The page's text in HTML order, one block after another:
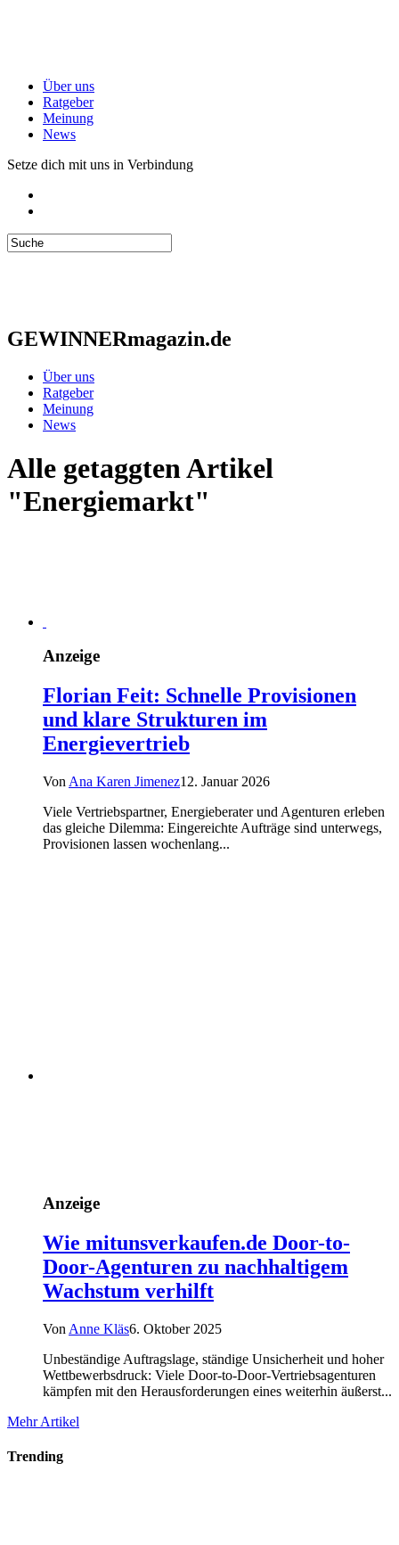
Über uns
Ratgeber
Meinung
News
Setze dich mit uns in Verbindung
GEWINNERmagazin.de
Über uns
Ratgeber
Meinung
News
Alle getaggten Artikel
"Energiemarkt"
Anzeige
Florian Feit: Schnelle Provisionen
und klare Strukturen im
Energievertrieb
Von Ana Karen Jimenez12. Januar 2026
Viele Vertriebspartner, Energieberater und Agenturen erleben
das gleiche Dilemma: Eingereichte Aufträge sind unterwegs,
Provisionen lassen wochenlang...
Anzeige
Wie mitunsverkaufen.de Door-to-
Door-Agenturen zu nachhaltigem
Wachstum verhilft
Von Anne Kläs6. Oktober 2025
Unbeständige Auftragslage, ständige Unsicherheit und hoher
Wettbewerbsdruck: Viele Door-to-Door-Vertriebsagenturen
kämpfen mit den Herausforderungen eines weiterhin äußerst...
Mehr Artikel
Trending